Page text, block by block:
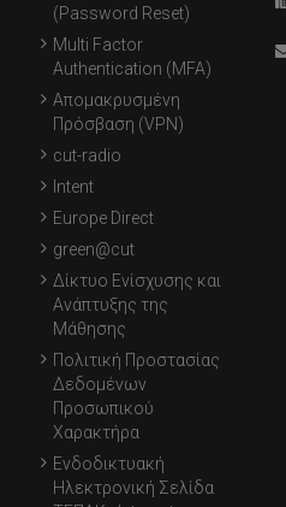
(Password Reset)
Multi Factor
Authentication (MFA)
Απομακρυσμένη
Πρόσβαση (VPN)
cut-radio
Intent
Europe Direct
green@cut
Δίκτυο Ενίσχυσης και
Ανάπτυξης της
Μάθησης
Πολιτική Προστασίας
Δεδομένων
Προσωπικού
Χαρακτήρα
Ενδοδικτυακή
Ηλεκτρονική Σελίδα